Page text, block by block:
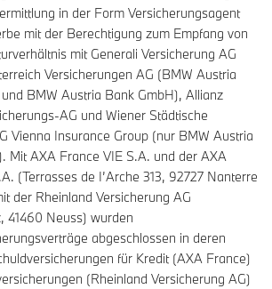
in der Form Versicherungsagent
mit der Berechtigung zum Empfang von
mit Generali Versicherung AG
Versicherungen AG (BMW Austria
BMW Austria Bank GmbH), Allianz
AG und Wiener Städtische
Vienna Insurance Group (nur BMW Austria
Mit AXA France VIE S.A. und der AXA
(Terrasses de I’Arche 313, 92727 Nanterre
der Rheinland Versicherung AG
41460 Neuss) wurden
abgeschlossen in deren
für Kredit (AXA France)
(Rheinland Versicherung AG)